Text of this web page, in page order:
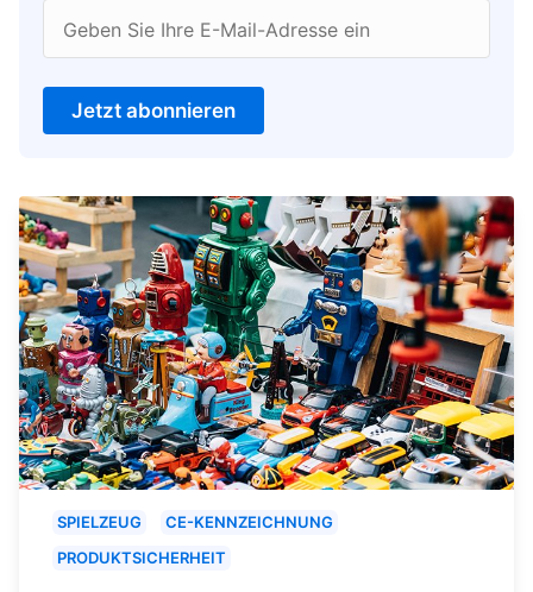
Geben Sie Ihre E-Mail-Adresse ein
Jetzt abonnieren
SPIELZEUG
CE-KENNZEICHNUNG
PRODUKTSICHERHEIT